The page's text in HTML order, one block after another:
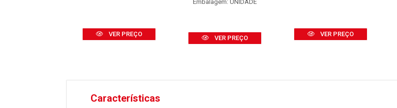
VER PREÇO
Embalagem: UNIDADE
VER PREÇO
VER PREÇO
Características